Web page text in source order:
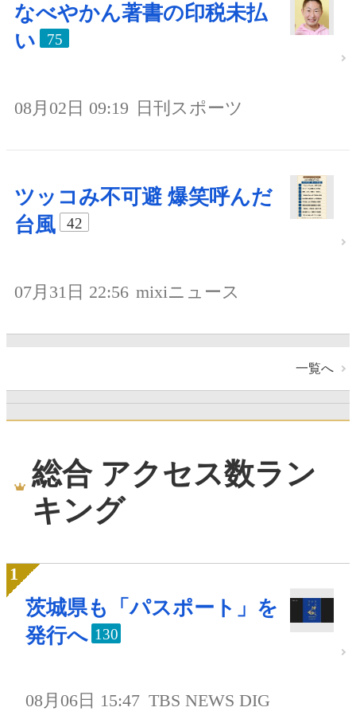
なべやかん著書の印税未払
い
75
08月02日 09:19 日刊スポーツ
ツッコみ不可避 爆笑呼んだ
台風
42
07月31日 22:56 mixiニュース
一覧へ
総合 アクセス数ラン
キング
茨城県も「パスポート」を
発行へ 130
08月06日 15:47 TBS NEWS DIG